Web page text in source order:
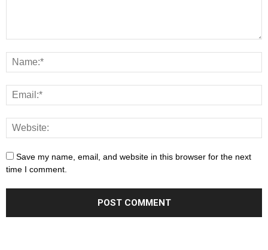
Save my name, email, and website in this browser for the next
time I comment.